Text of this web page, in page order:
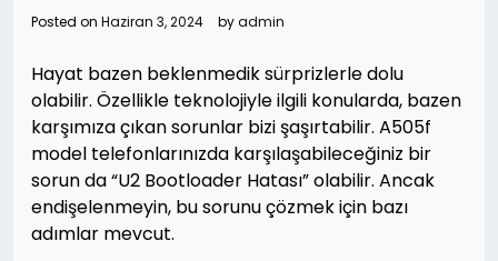
Posted on Haziran 3, 2024 byadmin
Hayat bazen beklenmedik sürprizlerle dolu
olabilir. Özellikle teknolojiyle ilgili konularda, bazen
karşımıza çıkan sorunlar bizi şaşırtabilir. A505f
model telefonlarınızda karşılaşabileceğiniz bir
sorun da “U2 Bootloader Hatası” olabilir. Ancak
endişelenmeyin, bu sorunu çözmek için bazı
adımlar mevcut.